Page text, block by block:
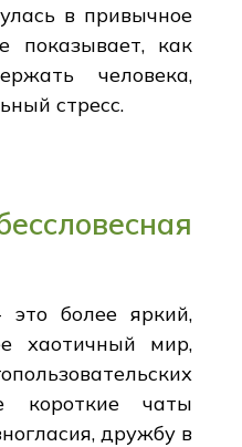
в привычное
показывает, как
человека,
стресс.
более яркий,
хаотичный мир,
короткие чаты
дружбу в